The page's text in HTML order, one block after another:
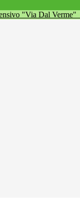
"Via Dal Verme"